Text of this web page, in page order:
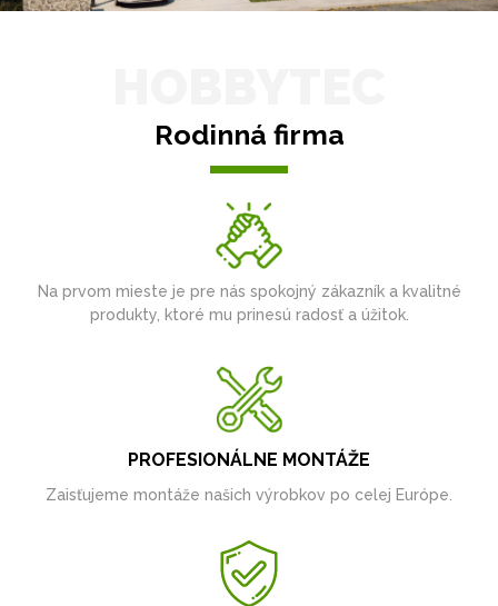
Rodinná firma
Na prvom mieste je pre nás spokojný zákazník a kvalitné
produkty, ktoré mu prinesú radosť a úžitok.
PROFESIONÁLNE MONTÁŽE
Zaisťujeme montáže našich výrobkov po celej Európe.